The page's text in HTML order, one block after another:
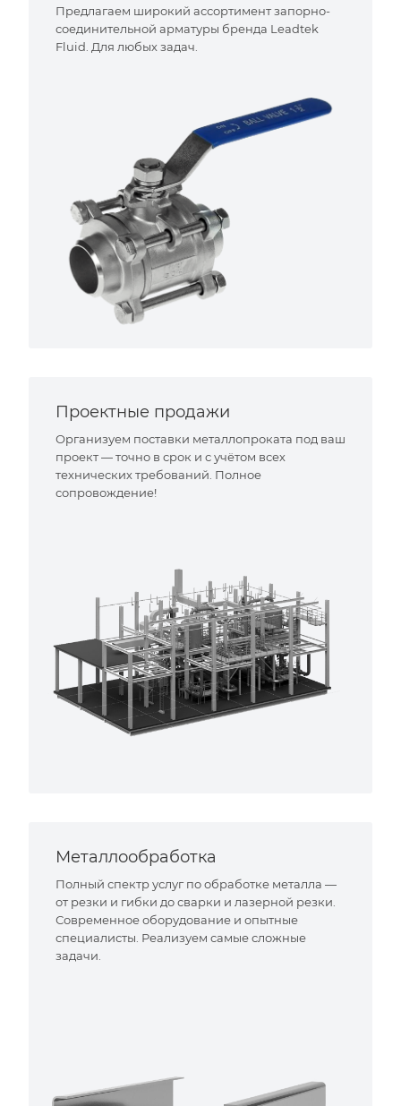
Предлагаем широкий ассортимент запорно-
соединительной арматуры бренда Leadtek
Fluid. Для любых задач.
Проектные продажи
Организуем поставки металлопроката под ваш
проект — точно в срок и с учётом всех
технических требований. Полное
сопровождение!
Металлообработка
Полный спектр услуг по обработке металла —
от резки и гибки до сварки и лазерной резки.
Современное оборудование и опытные
специалисты. Реализуем самые сложные
задачи.